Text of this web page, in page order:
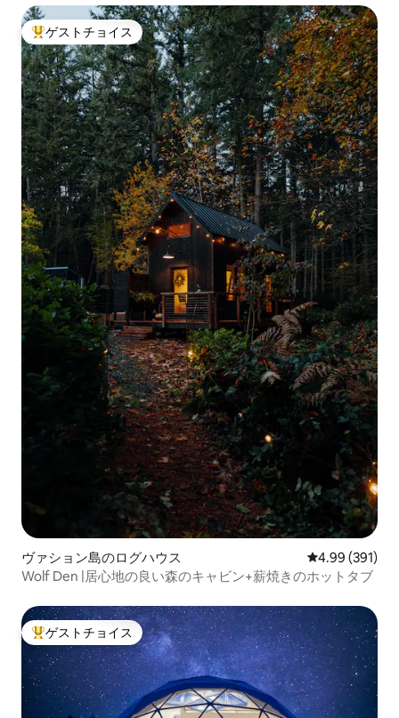
大好評のゲストチョイスです。
ゲストチョイス
ヴァション島のログハウス レビュー391
4.99 (391)
Wolf Den |居心地の良い森のキャビン+薪焼きのホットタブ
大好評のゲストチョイスです。
ゲストチョイス